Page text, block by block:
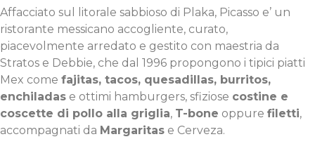
Affacciato sul litorale sabbioso di Plaka, Picasso e’ un
ristorante messicano accogliente, curato,
piacevolmente arredato e gestito con maestria da
Stratos e Debbie, che dal 1996 propongono i tipici piatti
Mex come fajitas, tacos, quesadillas, burritos,
enchiladas e ottimi hamburgers, sfiziose costine e
coscette di pollo alla griglia, T-bone oppure filetti,
accompagnati da Margaritas e Cerveza.